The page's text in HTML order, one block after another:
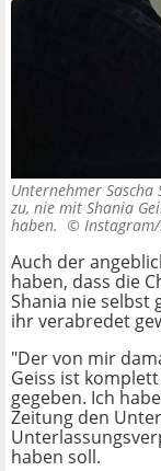
Unternehmer
zu, nie mit Shania
haben. ©
Auch der
haben, dass die
Shania nie selbst
ihr verabredet
"Der von mir
Geiss ist
gegeben. Ich
Zeitung den
haben soll.